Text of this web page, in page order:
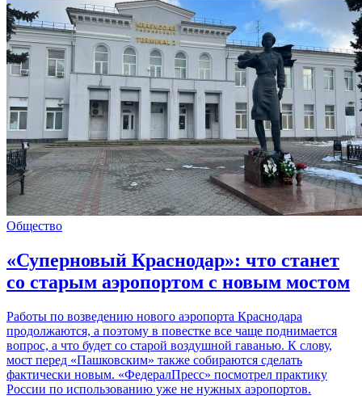
Общество
«Суперновый Краснодар»: что станет
со старым аэропортом с новым мостом
Работы по возведению нового аэропорта Краснодара
продолжаются, а поэтому в повестке все чаще поднимается
вопрос, а что будет со старой воздушной гаванью. К слову,
мост перед «Пашковским» также собираются сделать
фактически новым. «ФедералПресс» посмотрел практику
России по использованию уже не нужных аэропортов.